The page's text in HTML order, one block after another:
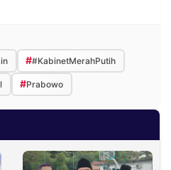
##KabinetMerahPutih
#Prabowo